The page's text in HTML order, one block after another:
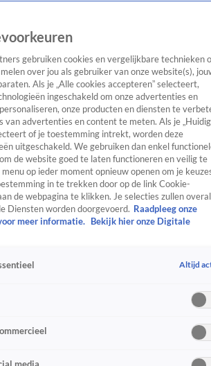
Entertainment TV Algemeen
Tip
SpraakmakendRealityCrimeVideo's
gebruiken cookies en vergelijkbare technieken
over jou als gebruiker van onze website(s),
Als je „Alle cookies accepteren” selecteert,
ingeschakeld om onze advertenties en
onze producten en diensten te
van advertenties en content te meten. Als je
of je toestemming intrekt, worden deze
uitgeschakeld. We gebruiken dan enkel
de website goed te laten functioneren en veilig te
op ieder moment opnieuw openen om je
in te trekken door op de link Cookie-
de webpagina te klikken. Je selecties zullen overal
Diensten worden doorgevoerd. Raadpleeg onze
meer informatie.
Bekijk hier onze Digitale
Altijd